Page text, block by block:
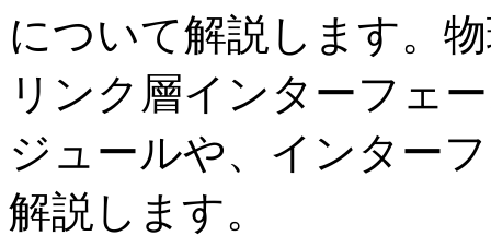
について解説します。
リンク層インターフェ
ジュールや、インター
解説します。